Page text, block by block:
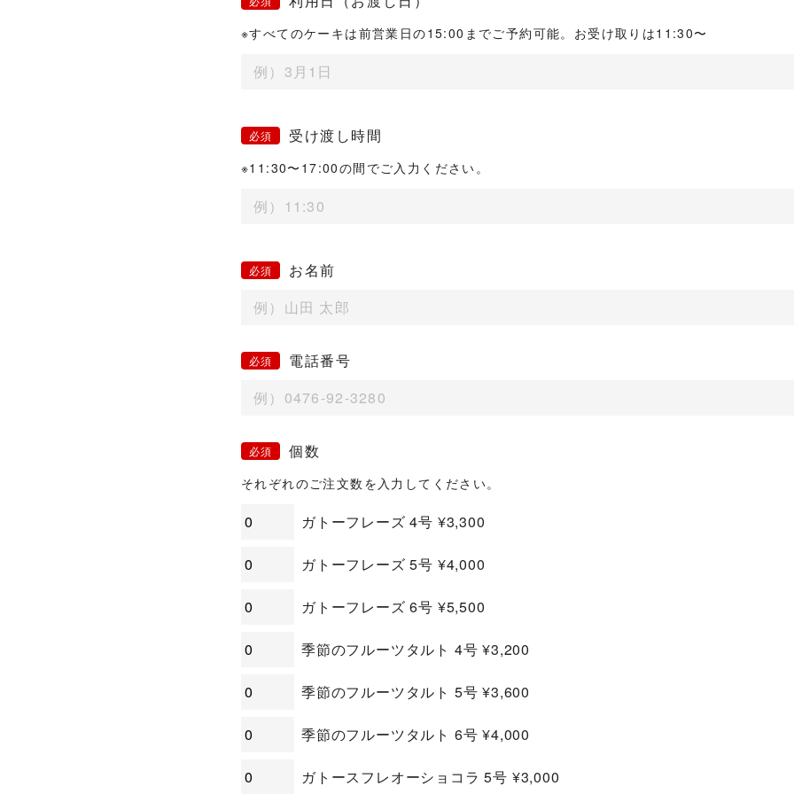
※すべてのケーキは前営業日の15:00までご予約可能。お受け取りは11:30〜
受け渡し時間
※11:30〜17:00の間でご入力ください。
お名前
電話番号
個数
それぞれのご注文数を入力してください。
ガトーフレーズ 4号 ¥3,300
ガトーフレーズ 5号 ¥4,000
ガトーフレーズ 6号 ¥5,500
季節のフルーツタルト 4号 ¥3,200
季節のフルーツタルト 5号 ¥3,600
季節のフルーツタルト 6号 ¥4,000
ガトースフレオーショコラ 5号 ¥3,000